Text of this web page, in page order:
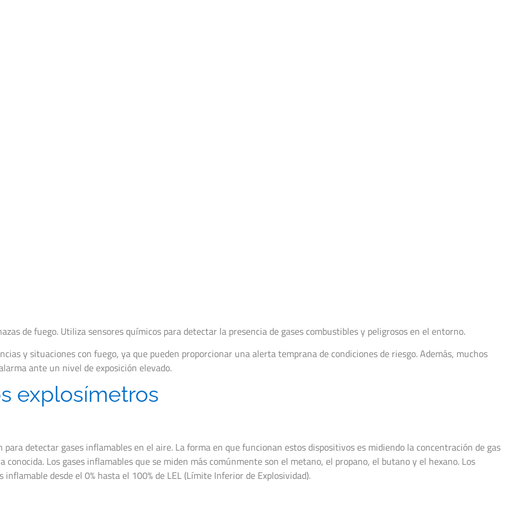
de fuego. Utiliza sensores químicos para detectar la presencia de gases combustibles y peligrosos en el entorno.
y situaciones con fuego, ya que pueden proporcionar una alerta temprana de condiciones de riesgo. Además, muchos
ante un nivel de exposición elevado.
explosímetros
detectar gases inflamables en el aire. La forma en que funcionan estos dispositivos es midiendo la concentración de gas
Los gases inflamables que se miden más comúnmente son el metano, el propano, el butano y el hexano. Los
desde el 0% hasta el 100% de LEL (Límite Inferior de Explosividad).